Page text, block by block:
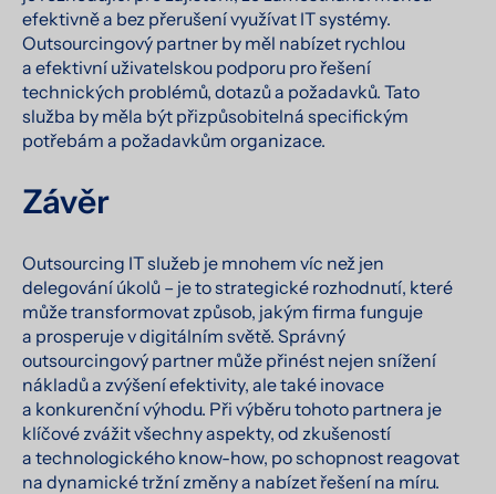
efektivně a bez přerušení využívat IT systémy.
Outsourcingový partner by měl nabízet rychlou
a efektivní uživatelskou podporu pro řešení
technických problémů, dotazů a požadavků. Tato
služba by měla být přizpůsobitelná specifickým
potřebám a požadavkům organizace.
Závěr
Outsourcing IT služeb je mnohem víc než jen
delegování úkolů – je to strategické rozhodnutí, které
může transformovat způsob, jakým firma funguje
a prosperuje v digitálním světě. Správný
outsourcingový partner může přinést nejen snížení
nákladů a zvýšení efektivity, ale také inovace
a konkurenční výhodu. Při výběru tohoto partnera je
klíčové zvážit všechny aspekty, od zkušeností
a technologického know-how, po schopnost reagovat
na dynamické tržní změny a nabízet řešení na míru.